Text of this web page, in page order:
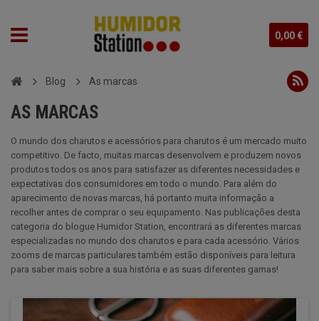
0,00 €
Blog As marcas
AS MARCAS
O mundo dos charutos e acessórios para charutos é um mercado muito
competitivo. De facto, muitas marcas desenvolvem e produzem novos
produtos todos os anos para satisfazer as diferentes necessidades e
expectativas dos consumidores em todo o mundo. Para além do
aparecimento de novas marcas, há portanto muita informação a
recolher antes de comprar o seu equipamento. Nas publicações desta
categoria do blogue Humidor Station, encontrará as diferentes marcas
especializadas no mundo dos charutos e para cada acessório. Vários
zooms de marcas particulares também estão disponíveis para leitura
para saber mais sobre a sua história e as suas diferentes gamas!